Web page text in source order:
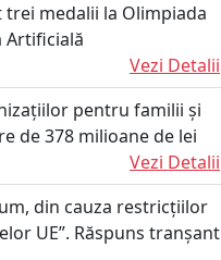
medalii la Olimpiada
Artificială
Vezi Detalii
pentru familii și
de 378 milioane de lei
Vezi Detalii
din cauza restricțiilor
UE”. Răspuns tranșant